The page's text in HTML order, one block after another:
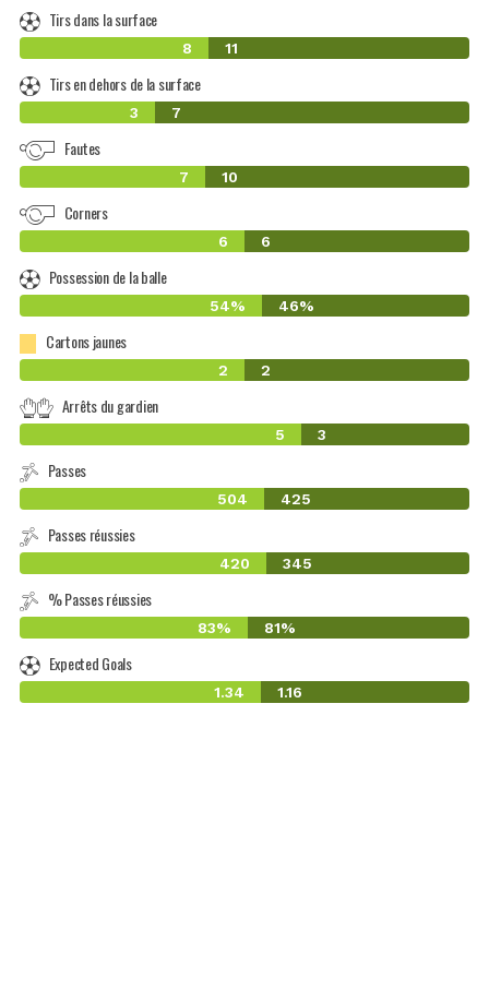
Tirs dans la surface
8 11
Tirs en dehors de la surface
3 7
Fautes
7 10
Corners
6 6
Possession de la balle
54% 46%
Cartons jaunes
2 2
Arrêts du gardien
5 3
Passes
504 425
Passes réussies
420 345
% Passes réussies
83% 81%
Expected Goals
1.34 1.16